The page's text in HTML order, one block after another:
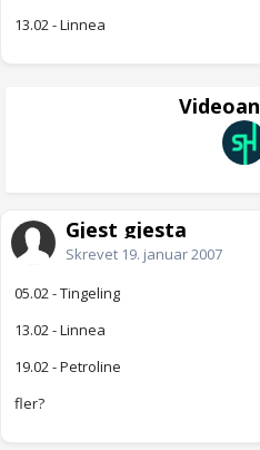
13.02 - Linnea
Gjest gjesta
Skrevet 19. januar 2007
05.02 - Tingeling
13.02 - Linnea
19.02 - Petroline
fler?